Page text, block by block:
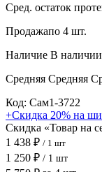
Сред. остаток
Продажапо 4 шт.
Наличие В
Средняя Средняя
Код: Сам1-3722
+Скидка 20% на
Скидка «Товар на
1 438 ₽ / 1 шт
1 250 ₽ / 1 шт